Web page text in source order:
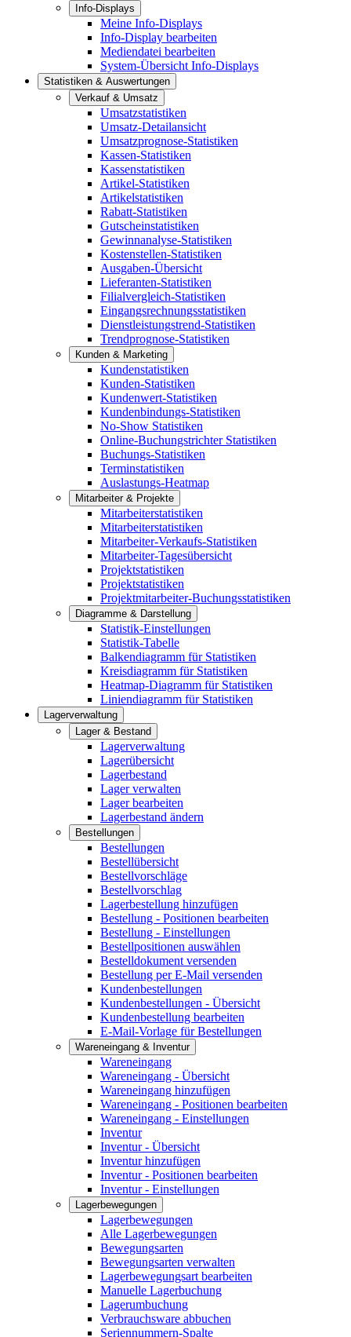
Info-Displays
Meine Info-Displays
Info-Display bearbeiten
Mediendatei bearbeiten
System-Übersicht Info-Displays
Statistiken & Auswertungen
Verkauf & Umsatz
Umsatzstatistiken
Umsatz-Detailansicht
Umsatzprognose-Statistiken
Kassen-Statistiken
Kassenstatistiken
Artikel-Statistiken
Artikelstatistiken
Rabatt-Statistiken
Gutscheinstatistiken
Gewinnanalyse-Statistiken
Kostenstellen-Statistiken
Ausgaben-Übersicht
Lieferanten-Statistiken
Filialvergleich-Statistiken
Eingangsrechnungsstatistiken
Dienstleistungstrend-Statistiken
Trendprognose-Statistiken
Kunden & Marketing
Kundenstatistiken
Kunden-Statistiken
Kundenwert-Statistiken
Kundenbindungs-Statistiken
No-Show Statistiken
Online-Buchungstrichter Statistiken
Buchungs-Statistiken
Terminstatistiken
Auslastungs-Heatmap
Mitarbeiter & Projekte
Mitarbeiterstatistiken
Mitarbeiterstatistiken
Mitarbeiter-Verkaufs-Statistiken
Mitarbeiter-Tagesübersicht
Projektstatistiken
Projektstatistiken
Projektmitarbeiter-Buchungsstatistiken
Diagramme & Darstellung
Statistik-Einstellungen
Statistik-Tabelle
Balkendiagramm für Statistiken
Kreisdiagramm für Statistiken
Heatmap-Diagramm für Statistiken
Liniendiagramm für Statistiken
Lagerverwaltung
Lager & Bestand
Lagerverwaltung
Lagerübersicht
Lagerbestand
Lager verwalten
Lager bearbeiten
Lagerbestand ändern
Bestellungen
Bestellungen
Bestellübersicht
Bestellvorschläge
Bestellvorschlag
Lagerbestellung hinzufügen
Bestellung - Positionen bearbeiten
Bestellung - Einstellungen
Bestellpositionen auswählen
Bestelldokument versenden
Bestellung per E-Mail versenden
Kundenbestellungen
Kundenbestellungen - Übersicht
Kundenbestellung bearbeiten
E-Mail-Vorlage für Bestellungen
Wareneingang & Inventur
Wareneingang
Wareneingang - Übersicht
Wareneingang hinzufügen
Wareneingang - Positionen bearbeiten
Wareneingang - Einstellungen
Inventur
Inventur - Übersicht
Inventur hinzufügen
Inventur - Positionen bearbeiten
Inventur - Einstellungen
Lagerbewegungen
Lagerbewegungen
Alle Lagerbewegungen
Bewegungsarten
Bewegungsarten verwalten
Lagerbewegungsart bearbeiten
Manuelle Lagerbuchung
Lagerumbuchung
Verbrauchsware abbuchen
Seriennummern-Spalte